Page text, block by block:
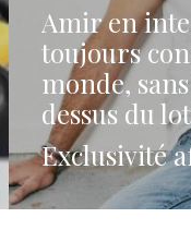
Amir en
toujours
monde,
dessus du
Exclusivité